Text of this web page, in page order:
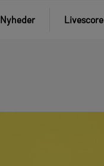
Nyheder Livescore